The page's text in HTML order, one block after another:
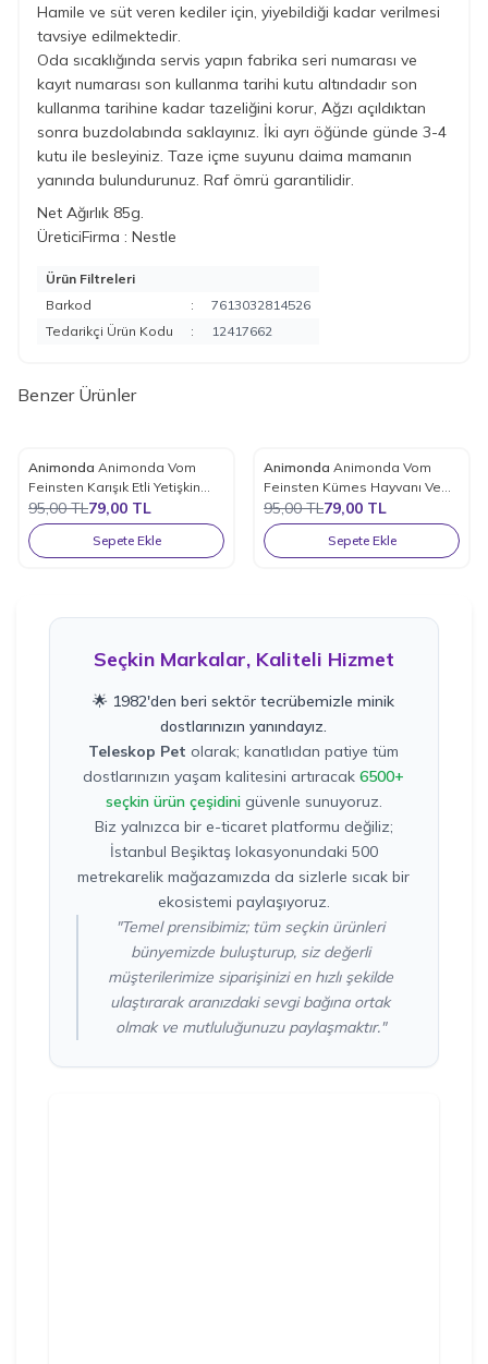
Hamile ve süt veren kediler için, yiyebildiği kadar verilmesi
tavsiye edilmektedir.
Oda sıcaklığında servis yapın fabrika seri numarası ve
kayıt numarası son kullanma tarihi kutu altındadır son
kullanma tarihine kadar tazeliğini korur, Ağzı açıldıktan
sonra buzdolabında saklayınız. İki ayrı öğünde günde 3-4
kutu ile besleyiniz. Taze içme suyunu daima mamanın
yanında bulundurunuz. Raf ömrü garantilidir.
Net Ağırlık 85g.
ÜreticiFirma : Nestle
Ürün Filtreleri
Barkod
:
7613032814526
Tedarikçi Ürün Kodu
: 12417662
Benzer Ürünler
%17
Favorilere Ekle
Animonda Animonda Vom
Feinsten Karışık Etli Yetişkin
Kedi Konservesi 100 Gr.
95,00TL79,00 TL
Sepete Ekle
%17
Favorilere Ekle
Animonda Animonda Vom
Feinsten Kümes Hayvanı Ve
Makarna Yetişkin Kedi
Konserve Maması 100 Gr.
95,00TL79,00 TL
Sepete Ekle
Seçkin Markalar, Kaliteli Hizmet
🌟 1982'den beri sektör tecrübemizle minik
dostlarınızın yanındayız.
Teleskop Pet olarak; kanatlıdan patiye tüm
dostlarınızın yaşam kalitesini artıracak6500+
seçkin ürün çeşidinigüvenle sunuyoruz.
Biz yalnızca bir e-ticaret platformu değiliz;
İstanbul Beşiktaş lokasyonundaki 500
metrekarelik mağazamızda da sizlerle sıcak bir
ekosistemi paylaşıyoruz.
"Temel prensibimiz; tüm seçkin ürünleri
bünyemizde buluşturup, siz değerli
müşterilerimize siparişinizi en hızlı şekilde
ulaştırarak aranızdaki sevgi bağına ortak
olmak ve mutluluğunuzu paylaşmaktır."